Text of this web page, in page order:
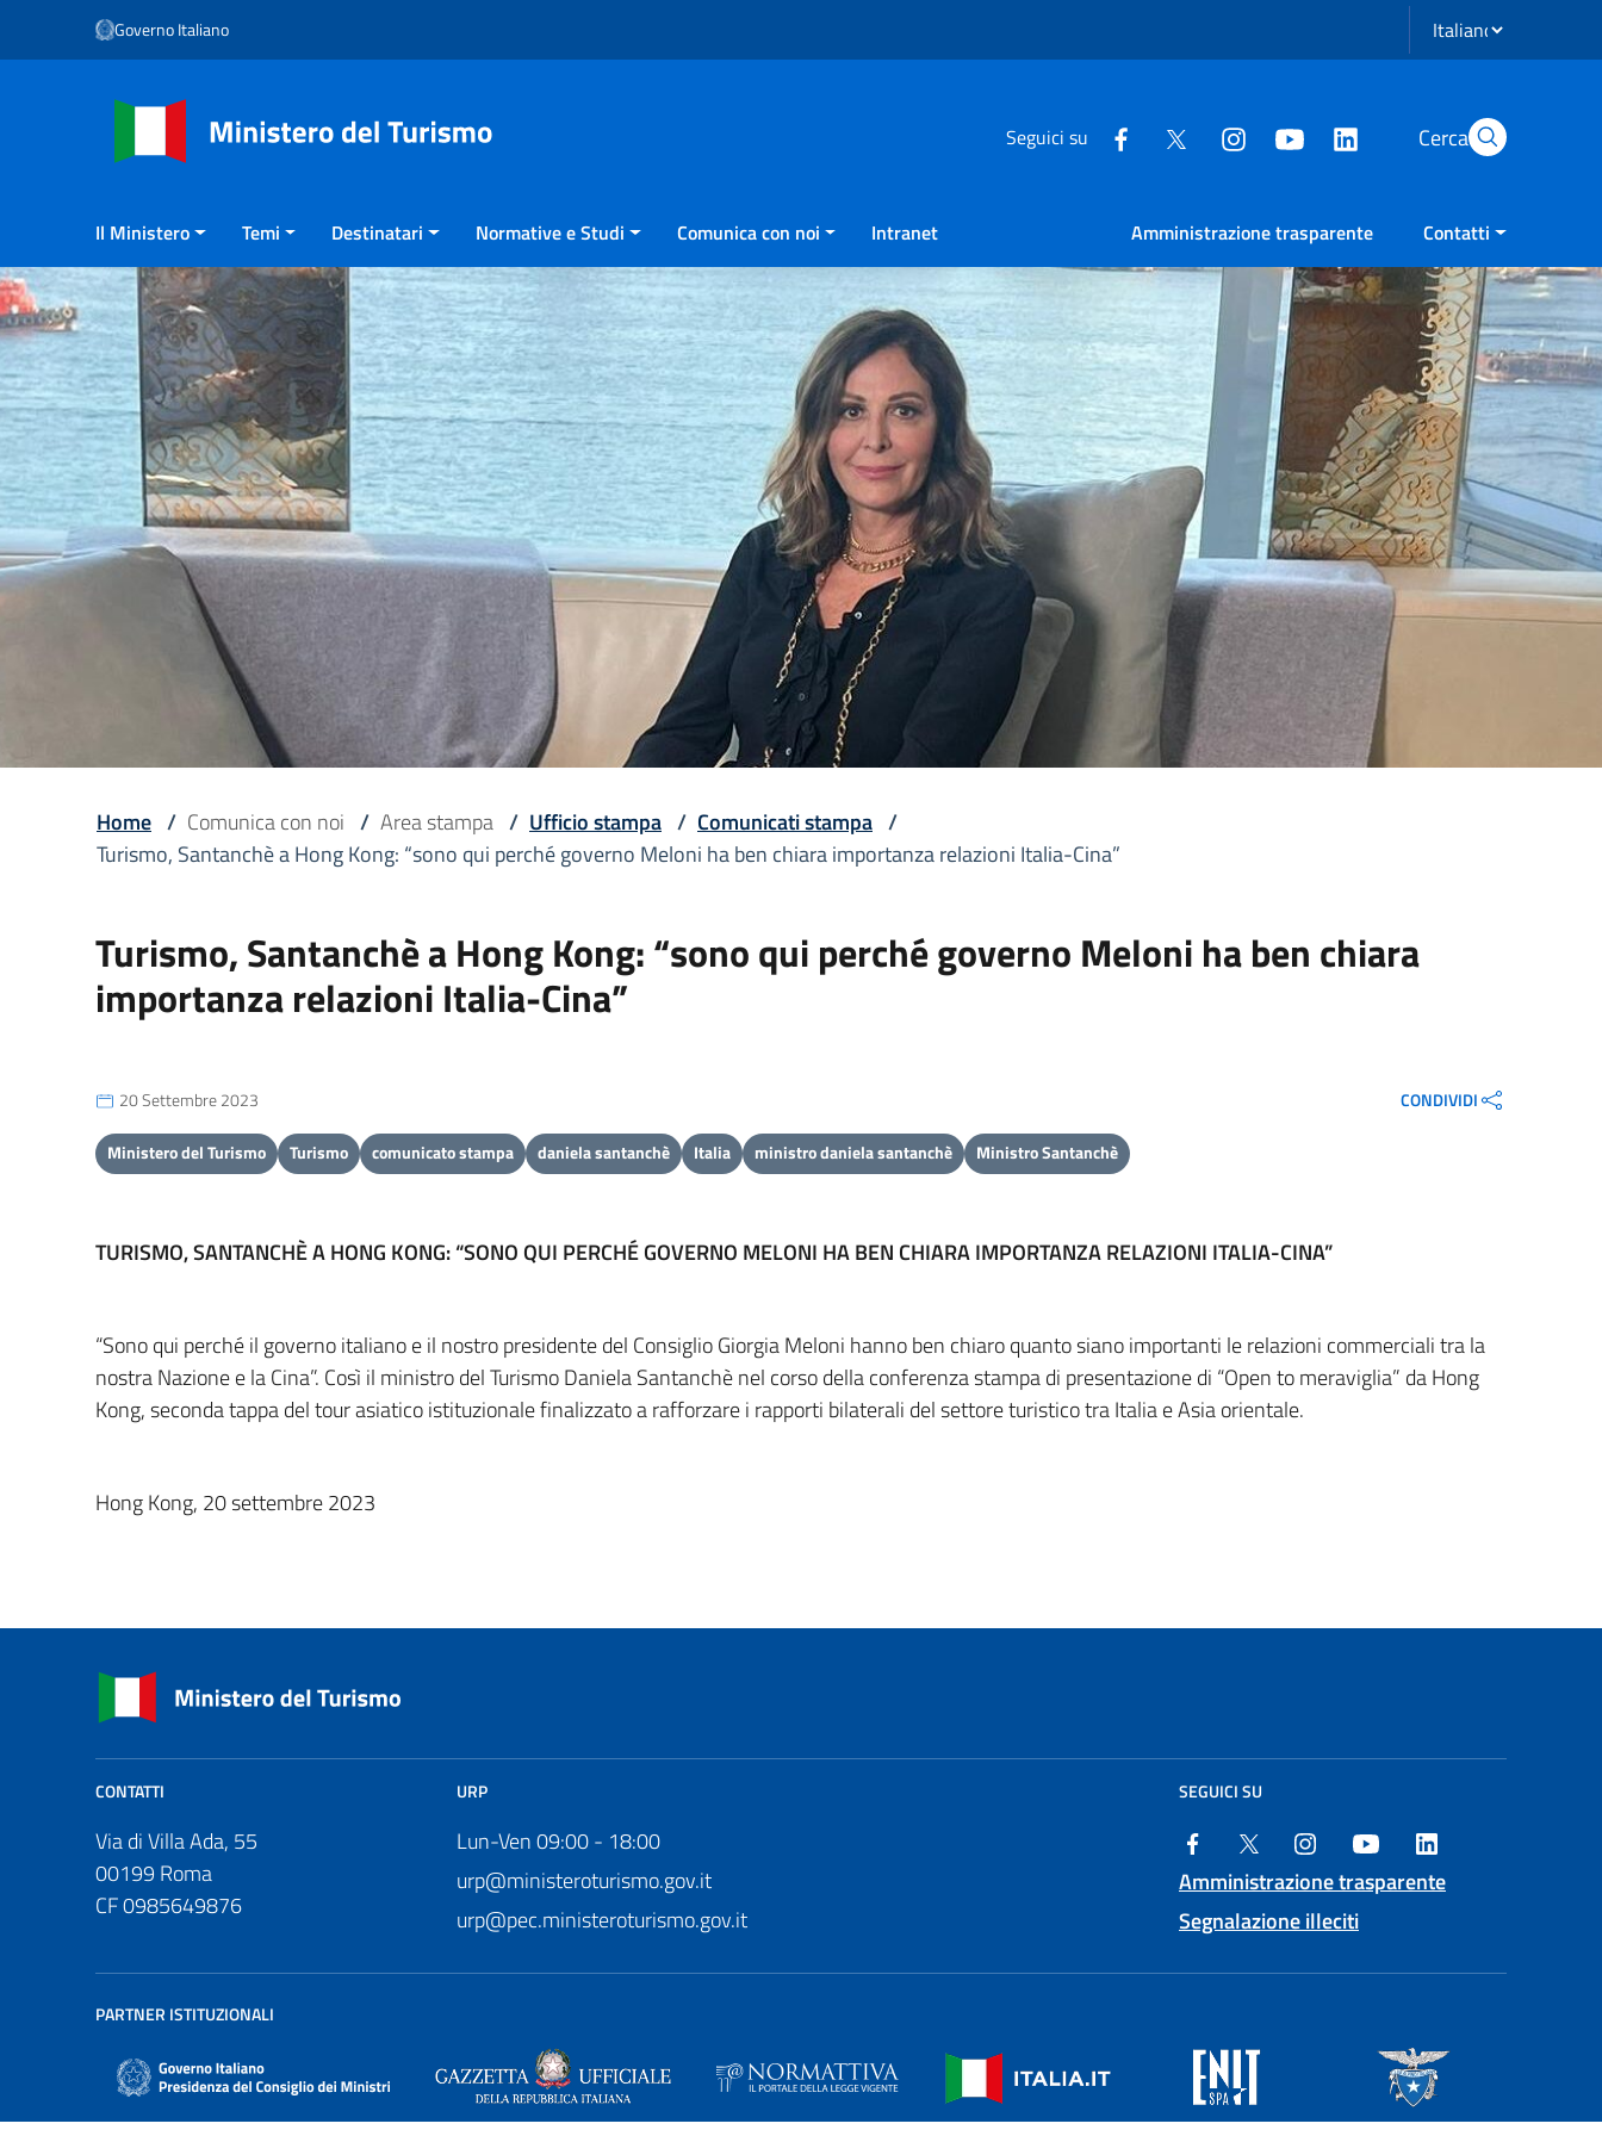
Vai ai contenuti
Vai al menu di navigazione
Governo Italiano Seleziona lingua
Seguici su Cerca
Il Ministero Temi Destinatari Normative e Studi Comunica con noi Intranet Amministrazione trasparente Contatti
Home / Comunica con noi / Area stampa / Ufficio stampa / Comunicati stampa /
Turismo, Santanchè a Hong Kong: “sono qui perché governo Meloni ha ben chiara importanza relazioni Italia-Cina”
Turismo, Santanchè a Hong Kong: “sono qui perché governo Meloni ha ben chiara
importanza relazioni Italia-Cina”
20 Settembre 2023 CONDIVIDI
Ministero del Turismo Turismo comunicato stampa daniela santanchè Italia ministro daniela santanchè Ministro Santanchè
TURISMO, SANTANCHÈ A HONG KONG: “SONO QUI PERCHÉ GOVERNO MELONI HA BEN CHIARA IMPORTANZA RELAZIONI ITALIA-CINA”
“Sono qui perché il governo italiano e il nostro presidente del Consiglio Giorgia Meloni hanno ben chiaro quanto siano importanti le relazioni commerciali tra la
nostra Nazione e la Cina”. Così il ministro del Turismo Daniela Santanchè nel corso della conferenza stampa di presentazione di “Open to meraviglia” da Hong
Kong, seconda tappa del tour asiatico istituzionale finalizzato a rafforzare i rapporti bilaterali del settore turistico tra Italia e Asia orientale.
Hong Kong, 20 settembre 2023
CONTATTI
Via di Villa Ada, 55
00199 Roma
CF 0985649876
URP
Lun-Ven 09:00 - 18:00
urp@ministeroturismo.gov.it
urp@pec.ministeroturismo.gov.it
SEGUICI SU
Amministrazione trasparente
Segnalazione illeciti
PARTNER ISTITUZIONALI